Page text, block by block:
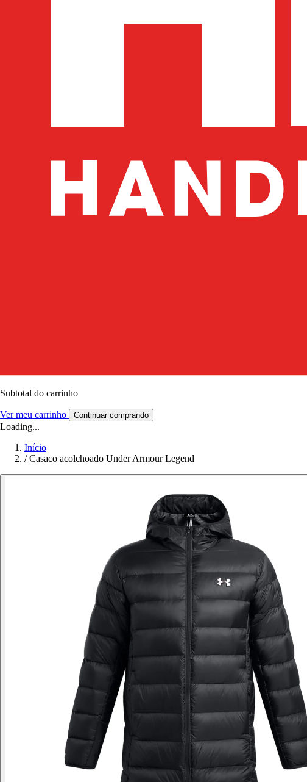
Subtotal do carrinho
Ver meu carrinho Continuar comprando
Loading...
Início
/ Casaco acolchoado Under Armour Legend